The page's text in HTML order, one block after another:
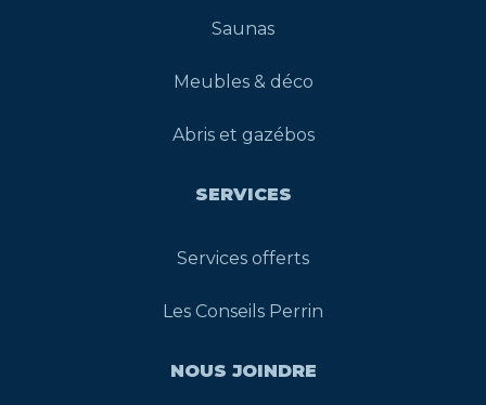
Saunas
Meubles & déco
Abris et gazébos
SERVICES
Services offerts
Les Conseils Perrin
NOUS JOINDRE